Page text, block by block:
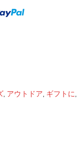
, アウトドア, ギフトに